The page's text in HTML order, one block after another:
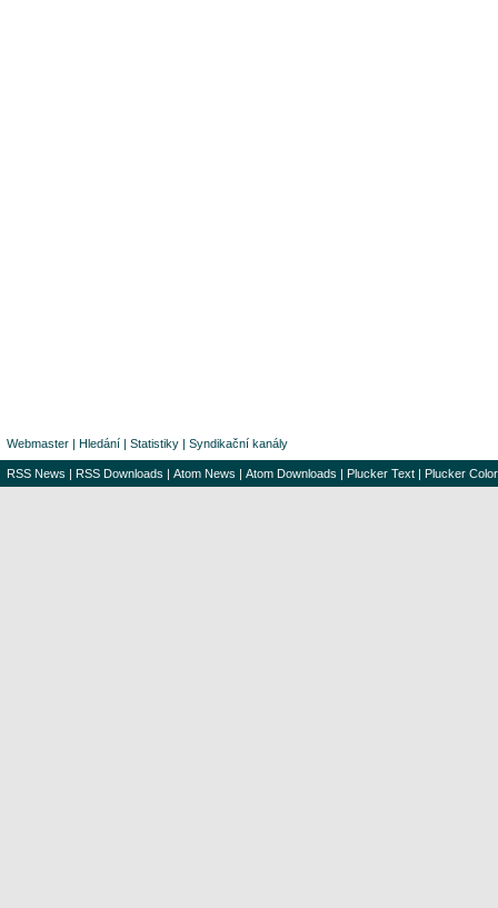
Webmaster | Hledání | Statistiky | Syndikační kanály
RSS News | RSS Downloads | Atom News | Atom Downloads | Plucker Text | Plucker Color